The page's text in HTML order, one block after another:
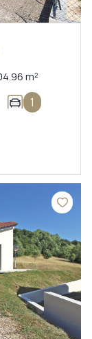
Maison 5 pièce(s) 4 chambre(s) 104.96 m²
1